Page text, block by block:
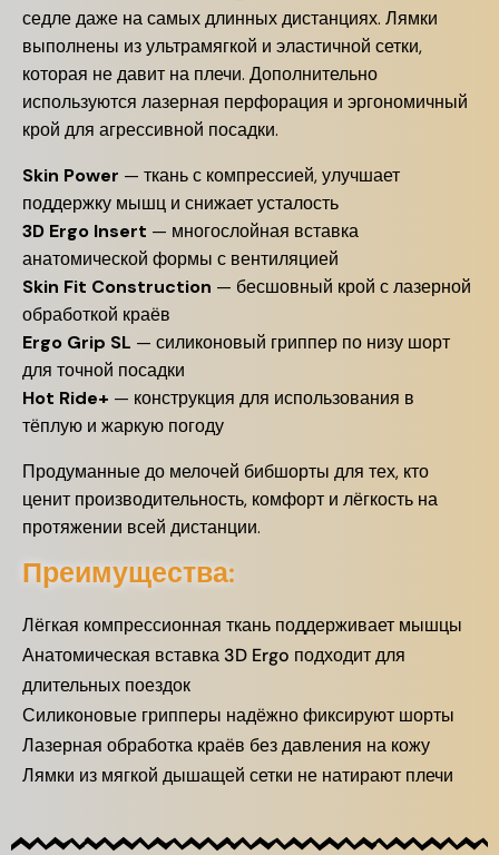
седле даже на самых длинных дистанциях. Лямки
выполнены из ультрамягкой и эластичной сетки,
которая не давит на плечи. Дополнительно
используются лазерная перфорация и эргономичный
крой для агрессивной посадки.
Skin Power — ткань с компрессией, улучшает
поддержку мышц и снижает усталость
3D Ergo Insert — многослойная вставка
анатомической формы с вентиляцией
Skin Fit Construction — бесшовный крой с лазерной
обработкой краёв
Ergo Grip SL — силиконовый гриппер по низу шорт
для точной посадки
Hot Ride+ — конструкция для использования в
тёплую и жаркую погоду
Продуманные до мелочей бибшорты для тех, кто
ценит производительность, комфорт и лёгкость на
протяжении всей дистанции.
Преимущества:
Лёгкая компрессионная ткань поддерживает мышцы
Анатомическая вставка 3D Ergo подходит для
длительных поездок
Силиконовые грипперы надёжно фиксируют шорты
Лазерная обработка краёв без давления на кожу
Лямки из мягкой дышащей сетки не натирают плечи